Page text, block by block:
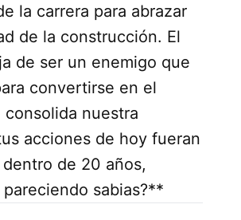
la carrera para abrazar
de la construcción. El
de ser un enemigo que
convertirse en el
consolida nuestra
acciones de hoy fueran
de 20 años,
pareciendo sabias?**